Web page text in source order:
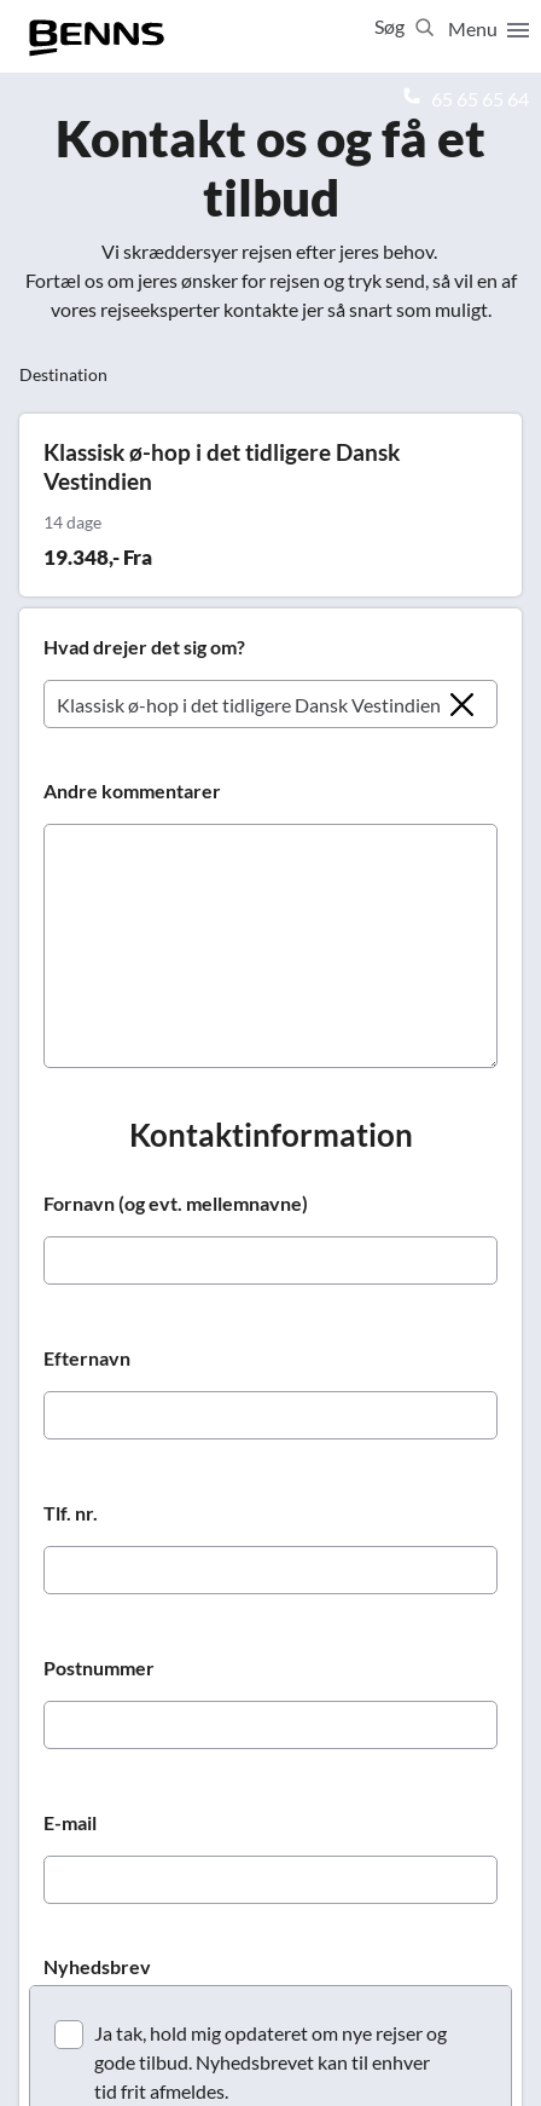
Menu
Søg
65 65 65 64
Kontakt os og få et
tilbud
Vi skræddersyer rejsen efter jeres behov.
Fortæl os om jeres ønsker for rejsen og tryk send, så vil en af
vores rejseeksperter kontakte jer så snart som muligt.
Destination
Klassisk ø-hop i det tidligere Dansk
Vestindien
14 dage
19.348,- Fra
Hvad drejer det sig om?
Andre kommentarer
Kontaktinformation
Fornavn (og evt. mellemnavne)
Efternavn
Tlf. nr.
Postnummer
E-mail
Nyhedsbrev
Ja tak, hold mig opdateret om nye rejser og
gode tilbud. Nyhedsbrevet kan til enhver
tid frit afmeldes.
Luk
Vis resultater for:
Firma- og temarejser